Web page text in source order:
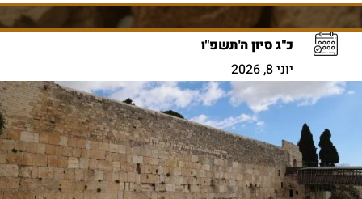
כ"ג סיון ה'תשפ"ו
יוני 8, 2026